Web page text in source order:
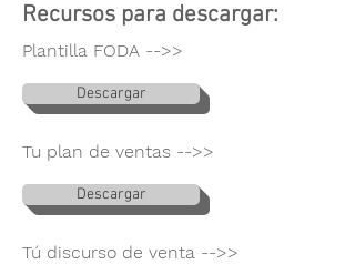
Recursos para descargar:
Plantilla FODA -->>
Descargar
Tu plan de ventas -->>
Descargar
Tú discurso de venta -->>